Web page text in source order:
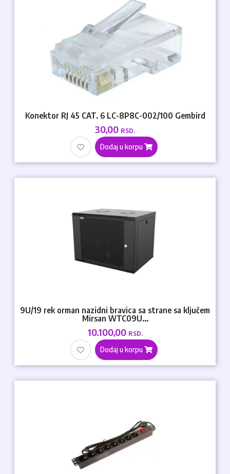
Konektor RJ 45 CAT. 6 LC-8P8C-002/100 Gembird
30,00 RSD.
Dodaj u korpu
9U/19 rek orman nazidni bravica sa strane sa ključem
Mirsan WTC09U...
10.100,00 RSD.
Dodaj u korpu